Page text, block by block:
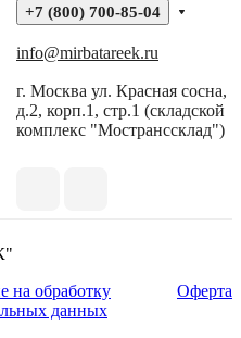
+7 (800) 700-85-04
info@mirbatareek.ru
г. Москва ул. Красная сосна,
д.2, корп.1, стр.1 (складской
комплекс "Мостранссклад")
на обработку
данных
Оферта